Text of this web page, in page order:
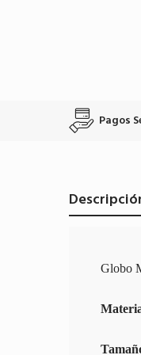
Pagos
Globo